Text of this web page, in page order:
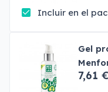
Incluir en el
Gel
7,61 €